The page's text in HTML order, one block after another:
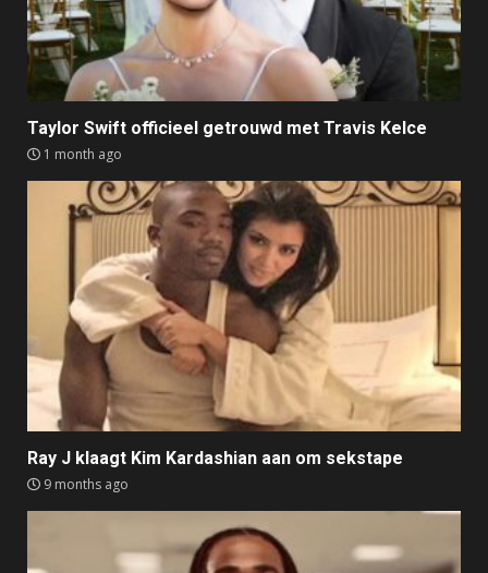
Taylor Swift officieel getrouwd met Travis Kelce
1 month ago
Ray J klaagt Kim Kardashian aan om sekstape
9 months ago